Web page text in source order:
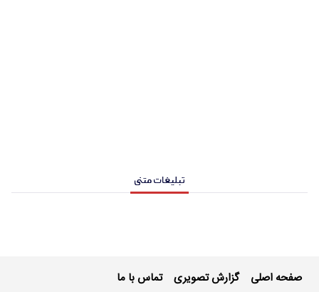
تبلیغات متنی
صفحه اصلی گزارش تصویری تماس با ما